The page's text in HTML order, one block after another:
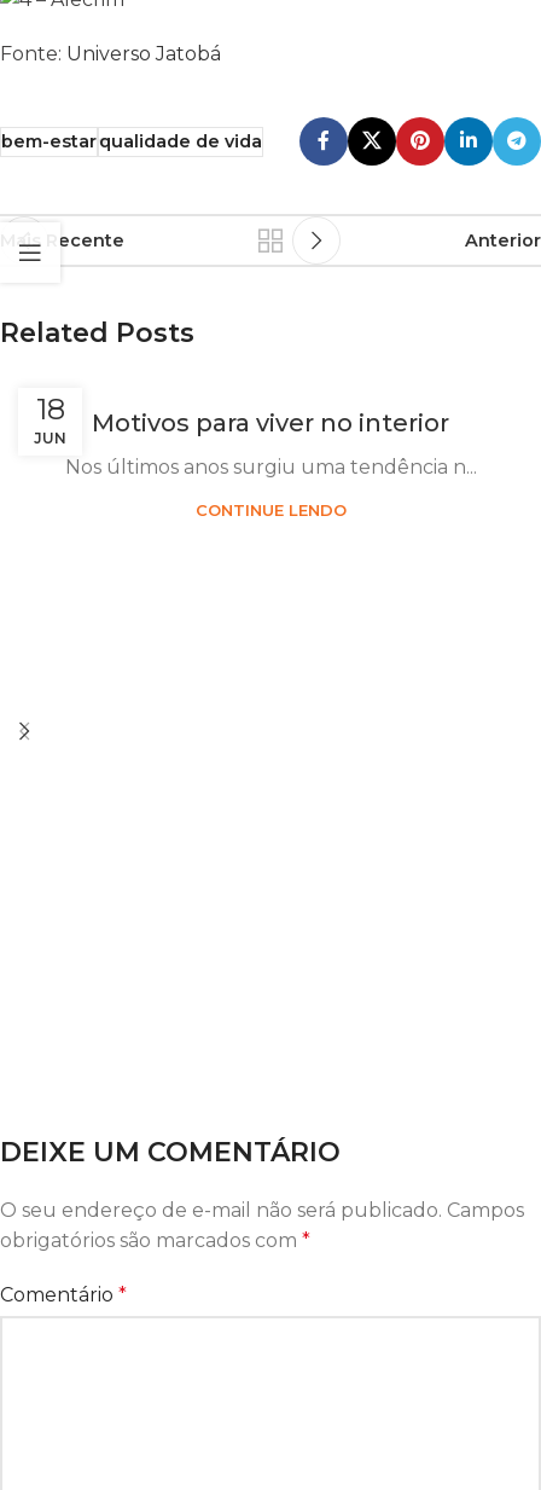
Fonte: Universo Jatobá
bem-estarqualidade de vida
Mais Recente Anterior
Related Posts
18
JUN
Motivos para viver no interior
Nos últimos anos surgiu uma tendência n...
CONTINUE LENDO
DEIXE UM COMENTÁRIO
O seu endereço de e-mail não será publicado. Campos
obrigatórios são marcados com *
Comentário *